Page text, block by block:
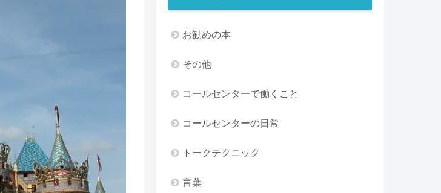
お勧めの本
その他
コールセンターで働くこと
コールセンターの日常
トークテクニック
言葉